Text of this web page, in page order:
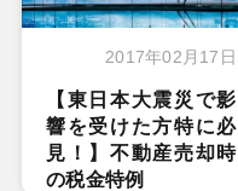
2017年02月17日
【東日本大震災で影
響を受けた方特に必
見！】不動産売却時
の税金特例